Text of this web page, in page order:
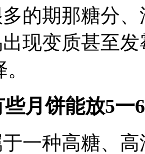
的期那糖分
现变质甚至
月饼能放5一
于一种高糖、